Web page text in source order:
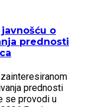
o
prednosti
prednosti
se provodi u